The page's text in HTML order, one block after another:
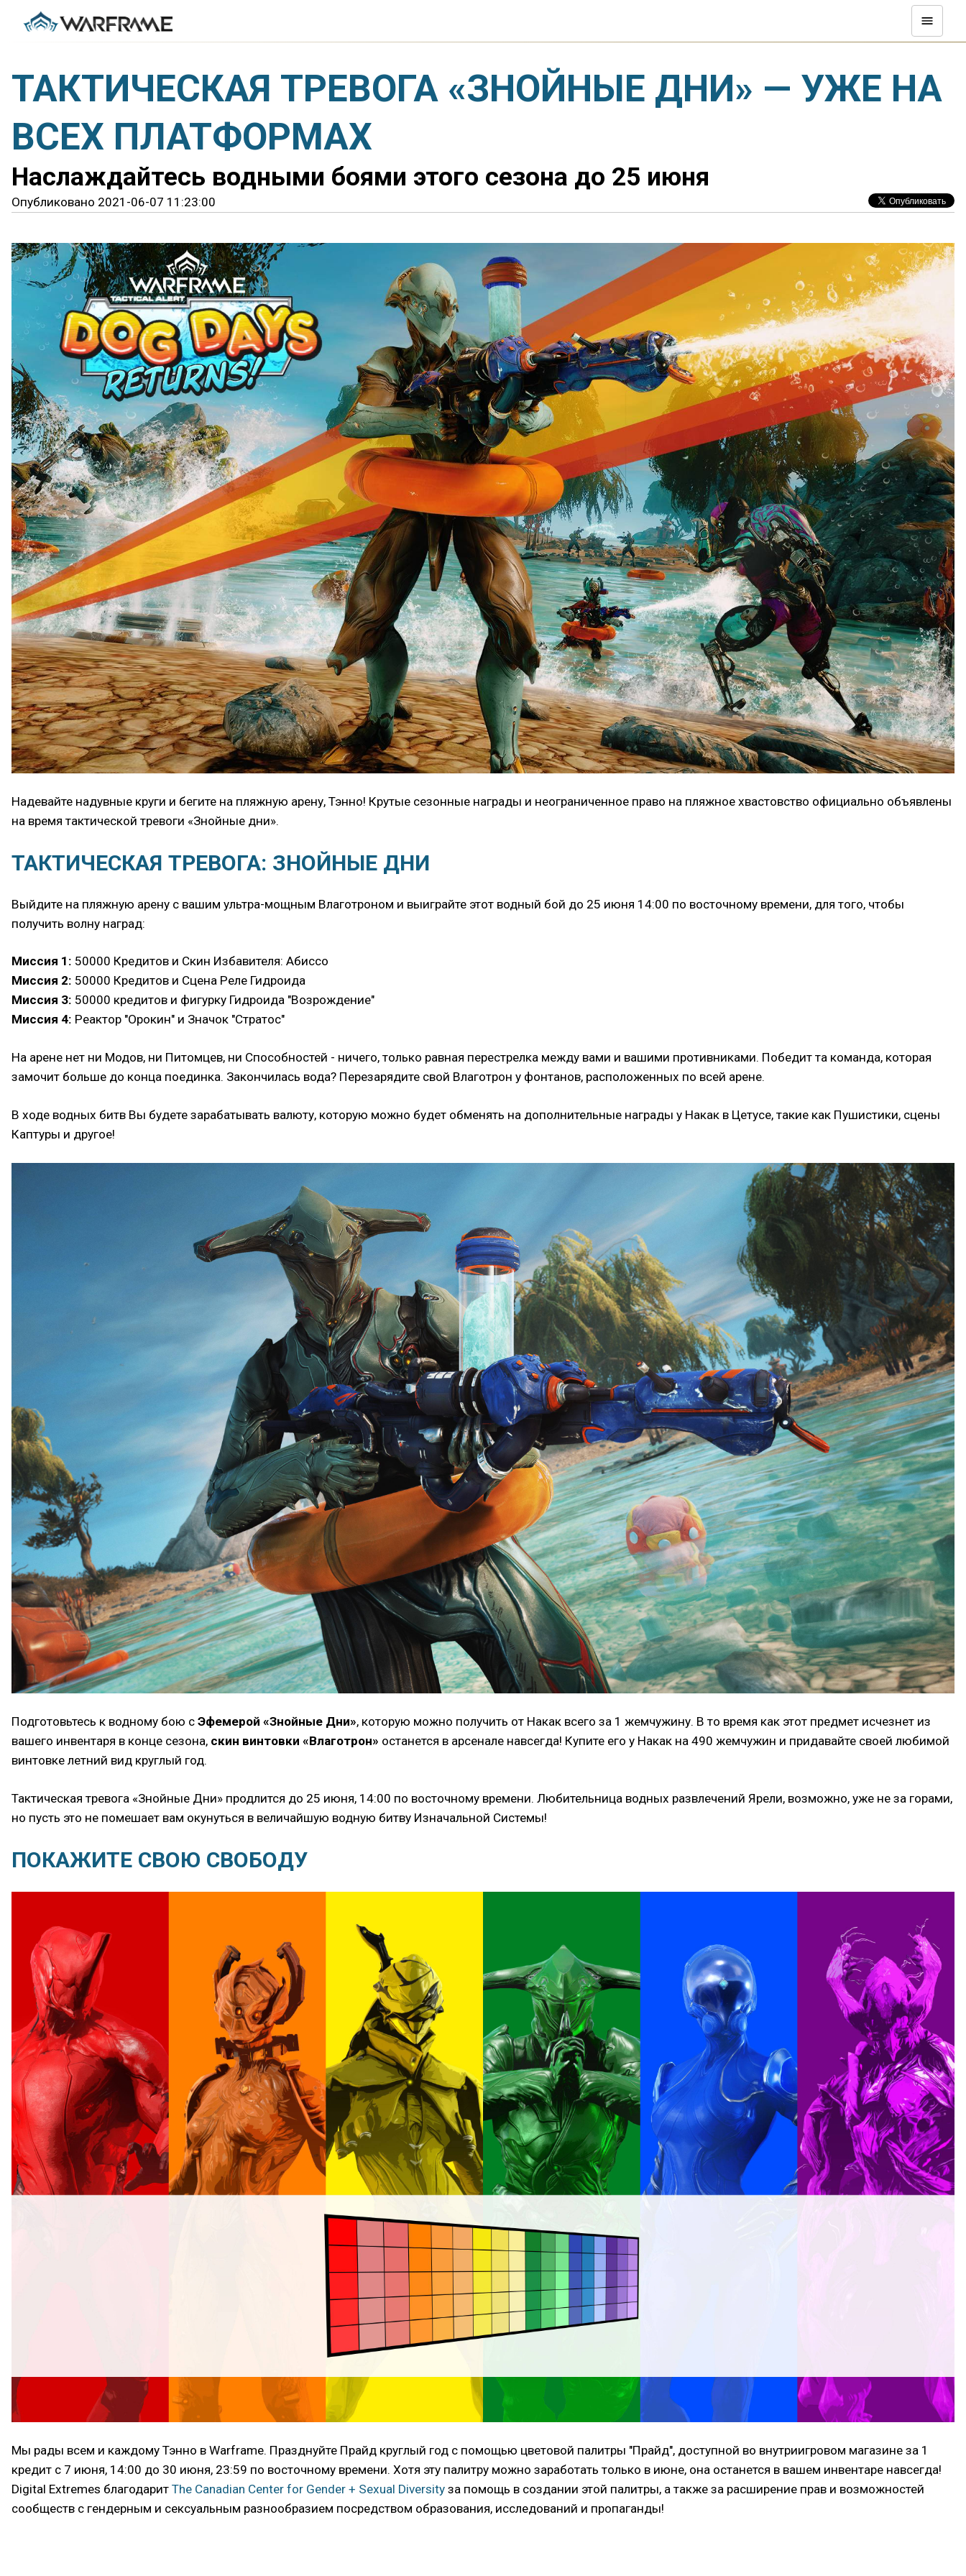
ТАКТИЧЕСКАЯ ТРЕВОГА «ЗНОЙНЫЕ ДНИ» — УЖЕ НА
ВСЕХ ПЛАТФОРМАХ
Наслаждайтесь водными боями этого сезона до 25 июня
Опубликовано 2021-06-07 11:23:00
Надевайте надувные круги и бегите на пляжную арену, Тэнно! Крутые сезонные награды и неограниченное право на пляжное хвастовство официально объявлены
на время тактической тревоги «Знойные дни».
ТАКТИЧЕСКАЯ ТРЕВОГА: ЗНОЙНЫЕ ДНИ
Выйдите на пляжную арену с вашим ультра-мощным Влаготроном и выиграйте этот водный бой до 25 июня 14:00 по восточному времени, для того, чтобы
получить волну наград:
Миссия 1: 50000 Кредитов и Скин Избавителя: Абиссо
Миссия 2: 50000 Кредитов и Сцена Реле Гидроида
Миссия 3: 50000 кредитов и фигурку Гидроида "Возрождение"
Миссия 4: Реактор "Орокин" и Значок "Стратос"
На арене нет ни Модов, ни Питомцев, ни Способностей - ничего, только равная перестрелка между вами и вашими противниками. Победит та команда, которая
замочит больше до конца поединка. Закончилась вода? Перезарядите свой Влаготрон у фонтанов, расположенных по всей арене.
В ходе водных битв Вы будете зарабатывать валюту, которую можно будет обменять на дополнительные награды у Накак в Цетусе, такие как Пушистики, сцены
Каптуры и другое!
Подготовьтесь к водному бою с Эфемерой «Знойные Дни», которую можно получить от Накак всего за 1 жемчужину. В то время как этот предмет исчезнет из
вашего инвентаря в конце сезона, скин винтовки «Влаготрон» останется в арсенале навсегда! Купите его у Накак на 490 жемчужин и придавайте своей любимой
винтовке летний вид круглый год.
Тактическая тревога «Знойные Дни» продлится до 25 июня, 14:00 по восточному времени. Любительница водных развлечений Ярели, возможно, уже не за горами,
но пусть это не помешает вам окунуться в величайшую водную битву Изначальной Системы!
ПОКАЖИТЕ СВОЮ СВОБОДУ
Мы рады всем и каждому Тэнно в Warframe. Празднуйте Прайд круглый год с помощью цветовой палитры "Прайд", доступной во внутриигровом магазине за 1
кредит с 7 июня, 14:00 до 30 июня, 23:59 по восточному времени. Хотя эту палитру можно заработать только в июне, она останется в вашем инвентаре навсегда!
Digital Extremes благодарит The Canadian Center for Gender + Sexual Diversity за помощь в создании этой палитры, а также за расширение прав и возможностей
сообществ с гендерным и сексуальным разнообразием посредством образования, исследований и пропаганды!